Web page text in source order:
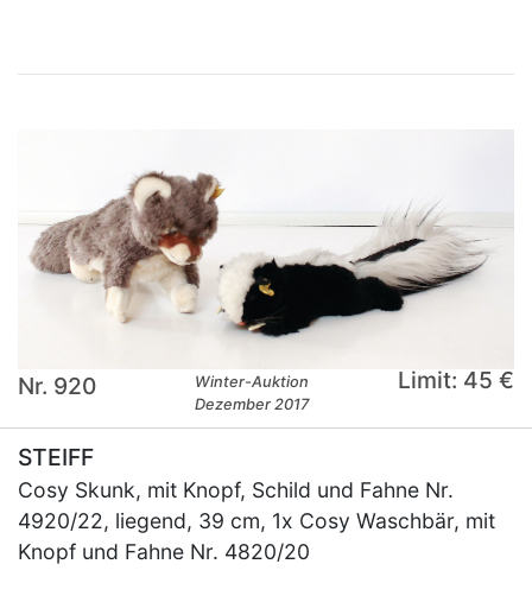
Nr. 920
Winter-Auktion
Dezember 2017
Limit: 45 €
STEIFF
Cosy Skunk, mit Knopf, Schild und Fahne Nr.
4920/22, liegend, 39 cm, 1x Cosy Waschbär, mit
Knopf und Fahne Nr. 4820/20